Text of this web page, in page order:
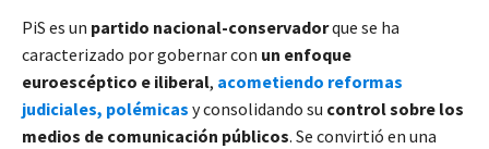
PiS es un partido nacional-conservadorque se ha
caracterizado por gobernar con un enfoque
euroescéptico e iliberal, acometiendo reformas
judiciales, polémicas y consolidando su control sobre los
medios de comunicación públicos. Se convirtió en una